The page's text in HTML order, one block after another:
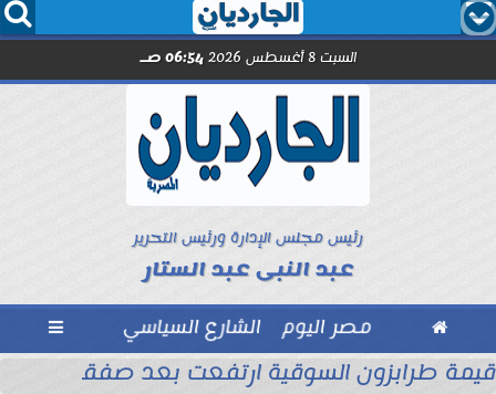
  
السبت 8 أغسطس 2026 06:54 صـ
رئيس مجلس الإدارة ورئيس التحرير
عبد النبى عبد الستار
 مصر اليوم الشارع السياسي 
قيمة طرابزون السوقية ارتفعت بعد صفقة